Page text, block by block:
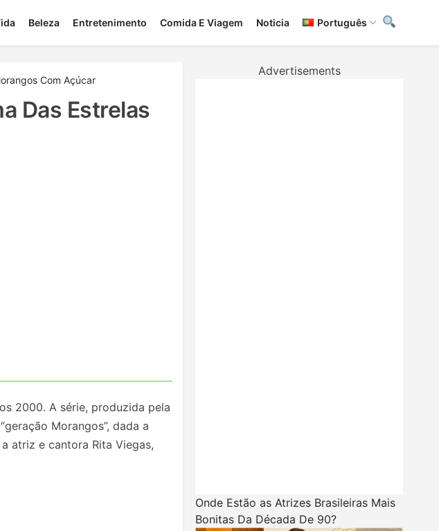
Beleza Entretenimento Сomida E Viagem Noticia Português
Com Açúcar
Das Estrelas
2000. A série, produzida pela
Morangos”, dada a
atriz e cantora Rita Viegas,
Advertisements
Onde Estão as Atrizes Brasileiras Mais
Bonitas Da Década De 90?